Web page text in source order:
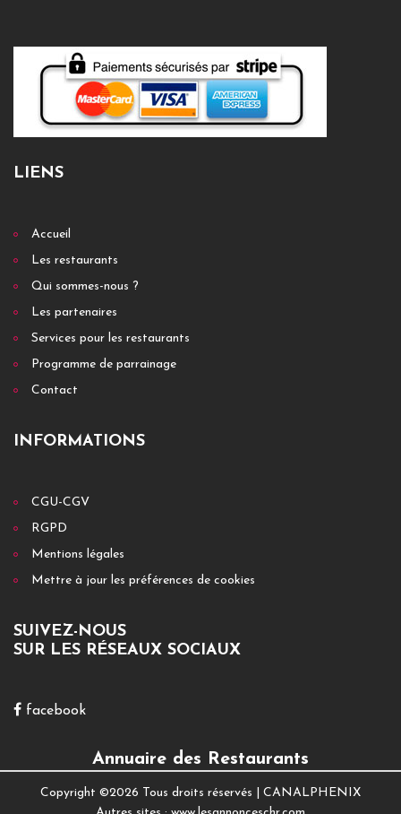
LIENS
Accueil
Les restaurants
Qui sommes-nous ?
Les partenaires
Services pour les restaurants
Programme de parrainage
Contact
INFORMATIONS
CGU-CGV
RGPD
Mentions légales
Mettre à jour les préférences de cookies
SUIVEZ-NOUS
SUR LES RÉSEAUX SOCIAUX
facebook
Annuaire des Restaurants
Copyright ©2026 Tous droits réservés | CANALPHENIX